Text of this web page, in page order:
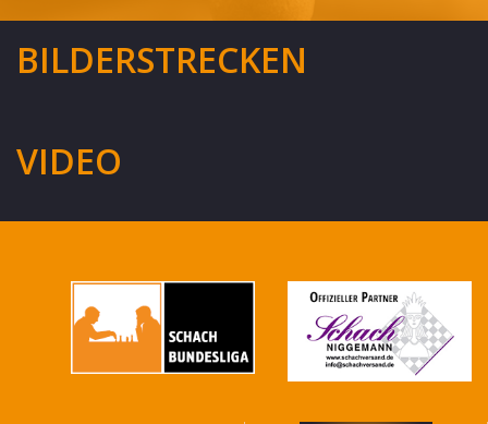
BILDERSTRECKEN
VIDEO